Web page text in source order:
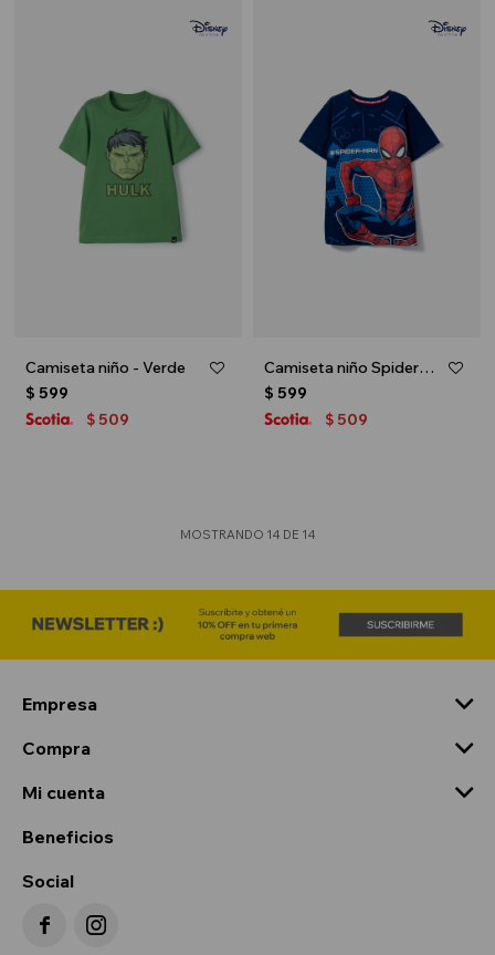
Camiseta niño - Verde
$ 599
$ 509
Camiseta niño Spiderman - Azul marino
$ 599
$ 509
MOSTRANDO 14 DE 14
Empresa
Compra
Mi cuenta
Beneficios
Social
 